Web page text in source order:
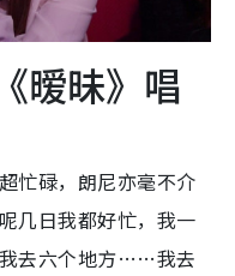
暧昧》唱
忙碌，朗尼亦毫不介
日我都好忙，我一
去六个地方……我去